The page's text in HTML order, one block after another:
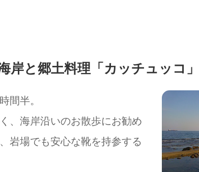
岸と郷土料理「カッチュッコ」
間半。
、海岸沿いのお散歩にお勧め
岩場でも安心な靴を持参する